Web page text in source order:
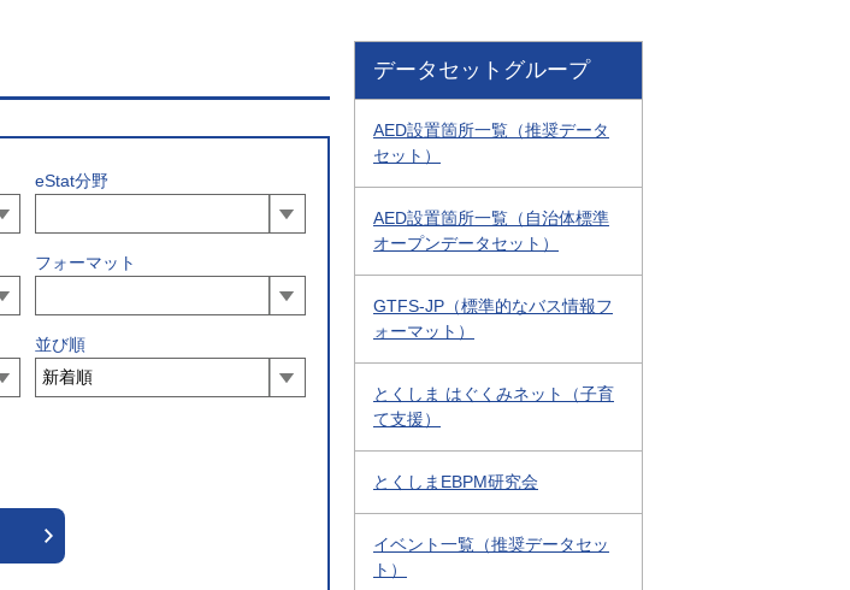
eStat分野
フォーマット
並び順
データセットグループ
AED設置箇所一覧（推奨データ
セット）
AED設置箇所一覧（自治体標準
オープンデータセット）
GTFS-JP（標準的なバス情報フ
ォーマット）
とくしま はぐくみネット（子育
て支援）
とくしまEBPM研究会
イベント一覧（推奨データセッ
ト）